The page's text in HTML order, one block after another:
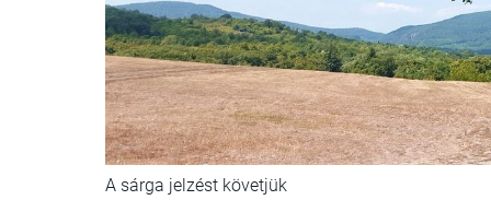
A sárga jelzést követjük